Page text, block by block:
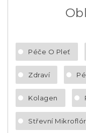
Péče O Pleť
Zdraví
Kolagen
Střevní